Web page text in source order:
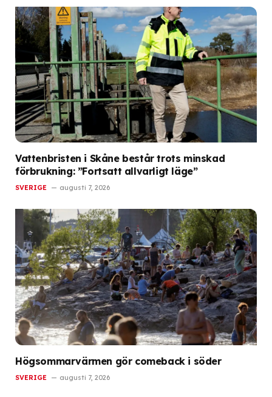
Vattenbristen i Skåne består trots minskad
förbrukning: ”Fortsatt allvarligt läge”
SVERIGE augusti 7, 2026
Högsommarvärmen gör comeback i söder
SVERIGE augusti 7, 2026